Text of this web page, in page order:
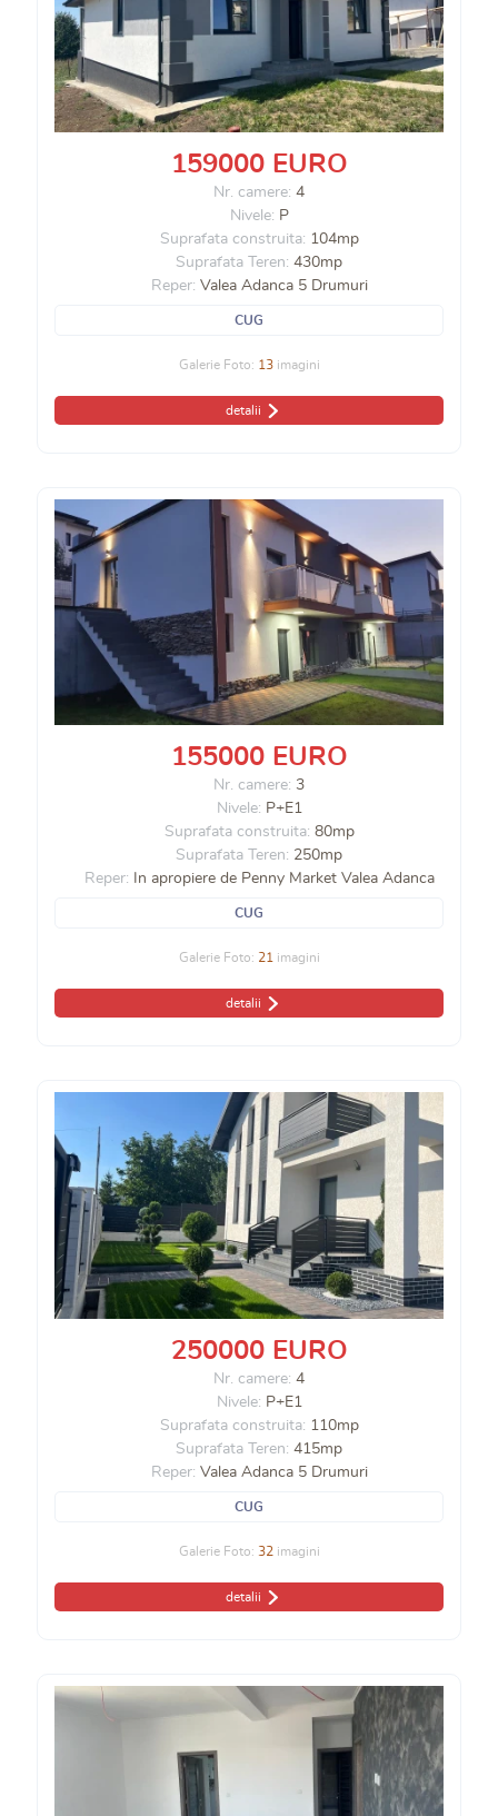
159000 EURO
Nr. camere: 4
Nivele: P
Suprafata construita: 104mp
Suprafata Teren: 430mp
Reper: Valea Adanca 5 Drumuri
CUG
Galerie Foto: 13imagini
detalii
155000 EURO
Nr. camere: 3
Nivele: P+E1
Suprafata construita: 80mp
Suprafata Teren: 250mp
Reper:
In apropiere de Penny Market Valea Adanca
CUG
Galerie Foto: 21 imagini
detalii
250000 EURO
Nr. camere: 4
Nivele: P+E1
Suprafata construita: 110mp
Suprafata Teren: 415mp
Reper: Valea Adanca 5 Drumuri
CUG
Galerie Foto: 32 imagini
detalii